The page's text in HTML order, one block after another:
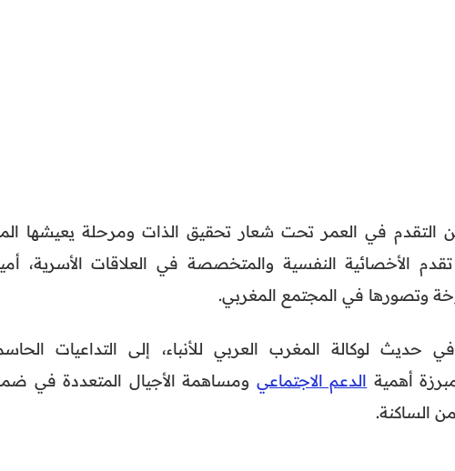
التقدم في العمر تحت شعار تحقيق الذات ومرحلة يعيشها
الأخصائية النفسية والمتخصصة في العلاقات الأسرية،
وتصورها في المجتمع المغربي.
حديث لوكالة المغرب العربي للأنباء، إلى التداعيات
أهمية الدعم الاجتماعي ومساهمة الأجيال المتعددة في
الساكنة.